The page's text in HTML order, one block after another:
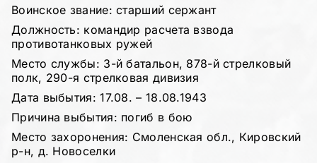
Воинское звание: старший сержант
Должность: командир расчета взвода
противотанковых ружей
Место службы: 3-й батальон, 878-й стрелковый
полк, 290-я стрелковая дивизия
Дата выбытия: 17.08. – 18.08.1943
Причина выбытия: погиб в бою
Место захоронения: Смоленская обл., Кировский
р-н, д. Новоселки